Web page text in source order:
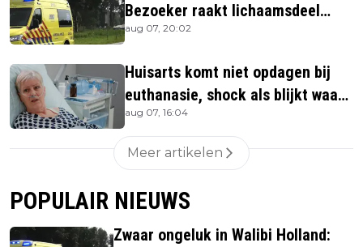
Bezoeker raakt lichaamsdeel
kwijt
aug 07, 20:02
Huisarts komt niet opdagen bij
euthanasie, shock als blijkt waar
ze is
aug 07, 16:04
Meer artikelen
POPULAIR NIEUWS
Zwaar ongeluk in Walibi Holland: